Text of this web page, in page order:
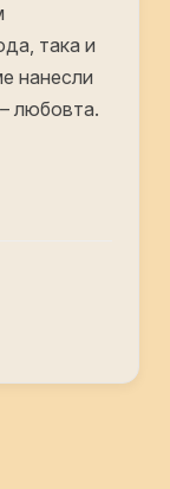
така и
нанесли
любовта.